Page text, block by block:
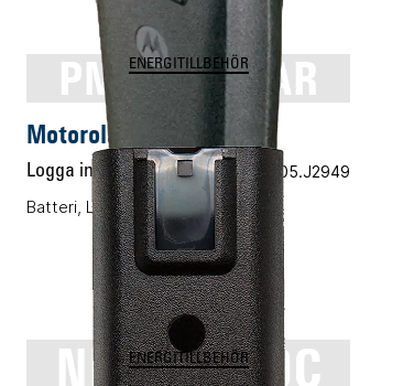
PMNN4254AR
ENERGITILLBEHÖR
Motorola PMNN4254AR
Logga in för pris Vårt art.nr 05.J2949
Batteri, Li-ION, 2300mAh
NNTN8570C
ENERGITILLBEHÖR